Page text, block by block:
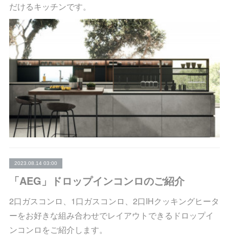
だけるキッチンです。
2023.08.14 03:00
「AEG」ドロップインコンロのご紹介
2口ガスコンロ、1口ガスコンロ、2口IHクッキングヒータ
ーをお好きな組み合わせでレイアウトできるドロップイ
ンコンロをご紹介します。